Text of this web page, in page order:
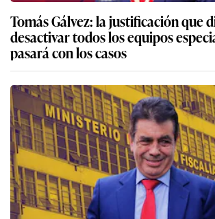
Tomás Gálvez: la justificación que
desactivar todos los equipos
pasará con los casos